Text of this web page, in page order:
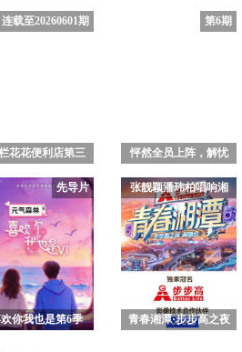
连载至20260601期
花花便利店第三
第6期
怦然全员上阵，解忧
先导片
你我也是第6季
张靓颖潘玮柏唱响湘
潭
青春湘潭·步步高之夜